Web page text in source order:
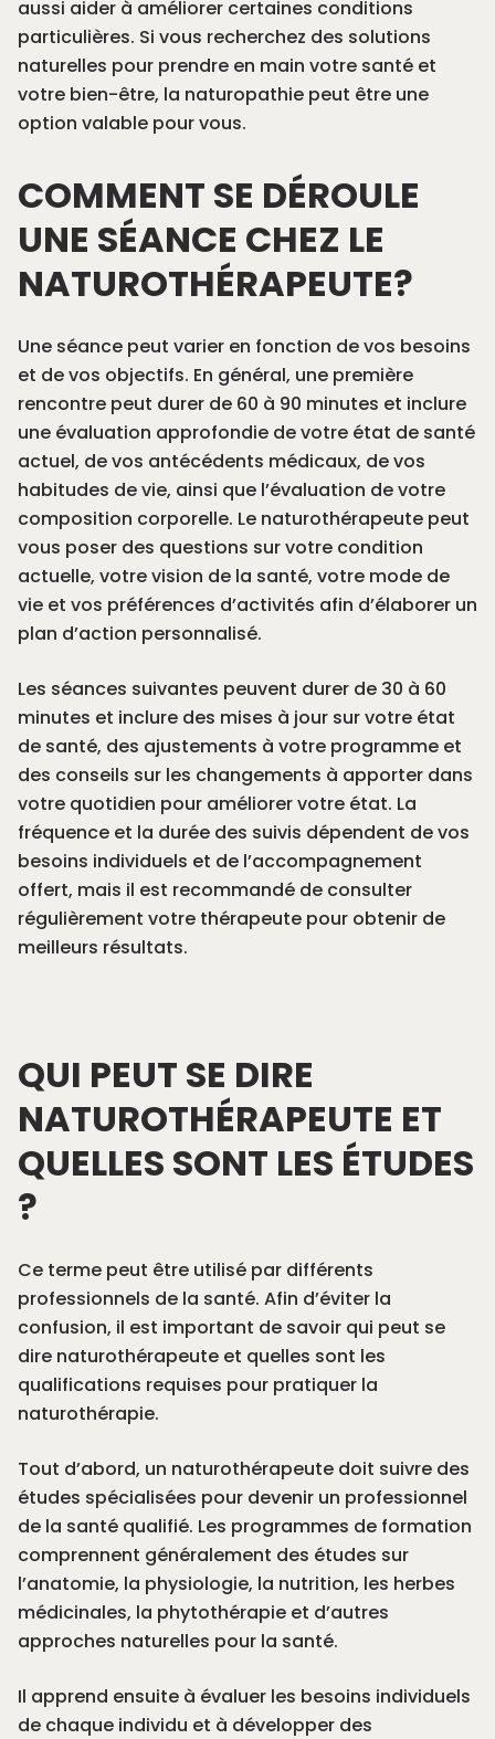
aussi aider à améliorer certaines conditions
particulières. Si vous recherchez des solutions
naturelles pour prendre en main votre santé et
votre bien-être, la naturopathie peut être une
option valable pour vous.
COMMENT SE DÉROULE
UNE SÉANCE CHEZ LE
NATUROTHÉRAPEUTE?
Une séance peut varier en fonction de vos besoins
et de vos objectifs. En général, une première
rencontre peut durer de 60 à 90 minutes et inclure
une évaluation approfondie de votre état de santé
actuel, de vos antécédents médicaux, de vos
habitudes de vie, ainsi que l’évaluation de votre
composition corporelle. Le naturothérapeute peut
vous poser des questions sur votre condition
actuelle, votre vision de la santé, votre mode de
vie et vos préférences d’activités afin d’élaborer un
plan d’action personnalisé.
Les séances suivantes peuvent durer de 30 à 60
minutes et inclure des mises à jour sur votre état
de santé, des ajustements à votre programme et
des conseils sur les changements à apporter dans
votre quotidien pour améliorer votre état. La
fréquence et la durée des suivis dépendent de vos
besoins individuels et de l’accompagnement
offert, mais il est recommandé de consulter
régulièrement votre thérapeute pour obtenir de
meilleurs résultats.
QUI PEUT SE DIRE
NATUROTHÉRAPEUTE ET
QUELLES SONT LES ÉTUDES
?
Ce terme peut être utilisé par différents
professionnels de la santé. Afin d’éviter la
confusion, il est important de savoir qui peut se
dire naturothérapeute et quelles sont les
qualifications requises pour pratiquer la
naturothérapie.
Tout d’abord, un naturothérapeute doit suivre des
études spécialisées pour devenir un professionnel
de la santé qualifié. Les programmes de formation
comprennent généralement des études sur
l’anatomie, la physiologie, la nutrition, les herbes
médicinales, la phytothérapie et d’autres
approches naturelles pour la santé.
Il apprend ensuite à évaluer les besoins individuels
de chaque individu et à développer des